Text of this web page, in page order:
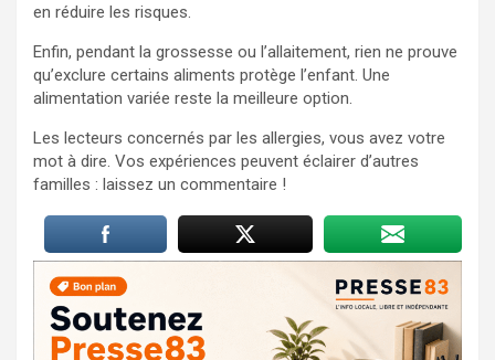
en réduire les risques.
Enfin, pendant la grossesse ou l’allaitement, rien ne prouve
qu’exclure certains aliments protège l’enfant. Une
alimentation variée reste la meilleure option.
Les lecteurs concernés par les allergies, vous avez votre
mot à dire. Vos expériences peuvent éclairer d’autres
familles : laissez un commentaire !